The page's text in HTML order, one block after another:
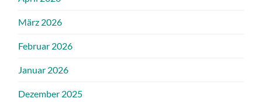
März 2026
Februar 2026
Januar 2026
Dezember 2025